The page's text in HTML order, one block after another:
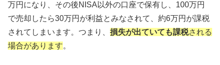
万円になり、その後NISA以外の口座で保有し、100万円
で売却したら30万円が利益とみなされて、約6万円が課税
されてしまいます。つまり、 損失が出ていても課税される
場合があります。